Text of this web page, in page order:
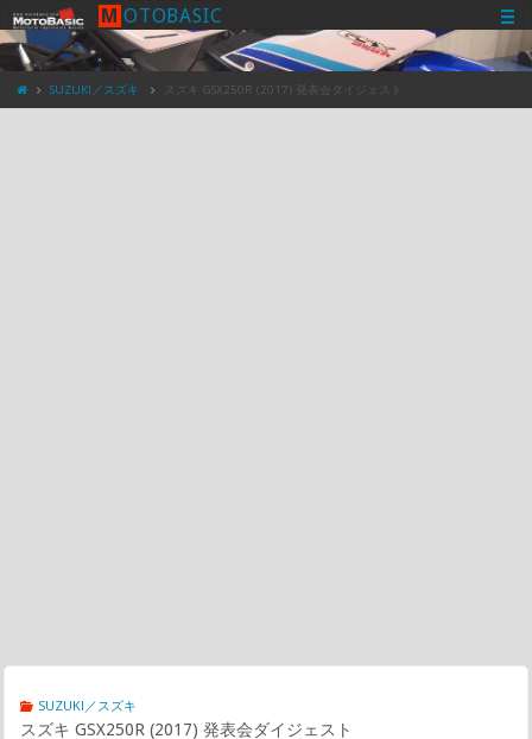
M OTOBASIC
SUZUKI／スズキ スズキ GSX250R (2017) 発表会ダイジェスト
SUZUKI／スズキ
スズキ GSX250R (2017) 発表会ダイジェスト